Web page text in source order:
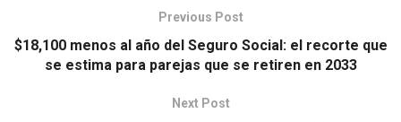
Previous Post
$18,100 menos al año del Seguro Social: el recorte que
se estima para parejas que se retiren en 2033
Next Post